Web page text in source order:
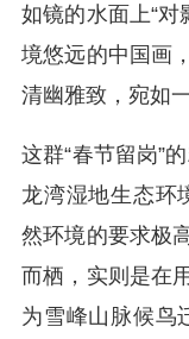
如镜的水面上“
境悠远的中国画
清幽雅致，宛如
这群“春节留岗”
龙湾湿地生态环
然环境的要求极
而栖，实则是在
为雪峰山脉候鸟